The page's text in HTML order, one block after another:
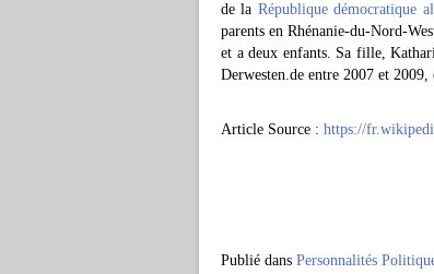
de la République démocratique
parents en Rhénanie-du-Nord-
et a deux enfants. Sa fille,
Derwesten.de entre 2007 et
Article Source : https://
Publié dans Personnalités